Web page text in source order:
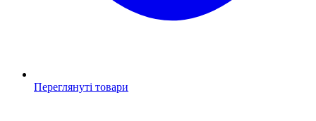
Переглянуті товари